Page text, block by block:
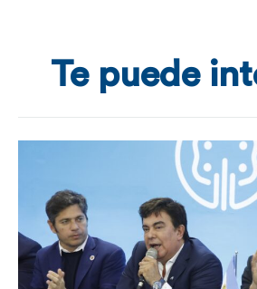
Te puede